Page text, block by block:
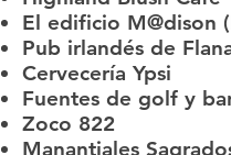
El edificio M@dison
Pub irlandés de
Cervecería Ypsi
Fuentes de golf y
Zoco 822
Manantiales